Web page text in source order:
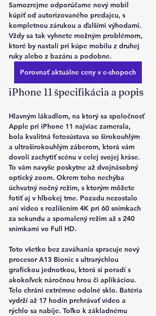
Samozrejme odporúčame nový mobil
kúpiť od autorizovaného predajcu, s
kompletnou zárukou a ďalšími výhodami.
Vždy sa tak vyhnete možným problémom,
ktoré by nastali pri kúpe mobilu z druhej
ruky alebo z bazáru a podobne.
Porovnať aktuálne ceny v e-shopoch
iPhone 11 špecifikácia a popis
Hlavným lákadlom, na ktorý sa spoločnosť
Apple pri iPhone 11 najviac zamerala,
bola kvalitná fotosústava so širokouhlým
a ultraširokouhlým záberom, ktorá vám
dovolí zachytiť scénu v celej svojej kráse.
To vám navyše poskytne až dvojnásobný
optický zoom. Okrem toho nechýba
úchvatný nočný režim, s ktorým môžete
fotiť aj v hlbokej tme. Pozadu nezostalo
ani video s rozlíšením 4K pri 60 snímkach
za sekundu a spomalený režim až s 240
snímkami vo Full HD.
Toto všetko bez zaváhania spracuje nový
procesor A13 Bionic s ultrarýchlou
grafickou jednotkou, ktorá si poradí s
akokoľvek náročnou hrou či aplikáciou.
Telo chráni extrémne odolné sklo. Batéria
vydrží až 17 hodín prehrávať video a
rýchlo sa nabije. Toľko k základnému